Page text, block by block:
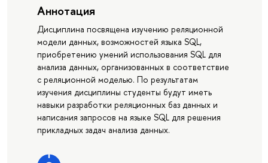
Аннотация
Дисциплина посвящена изучению реляционной
модели данных, возможностей языка SQL,
приобретению умений использования SQL для
анализа данных, организованных в соответствие
с реляционной моделью. По результатам
изучения дисциплины студенты будут иметь
навыки разработки реляционных баз данных и
написания запросов на языке SQL для решения
прикладных задач анализа данных.